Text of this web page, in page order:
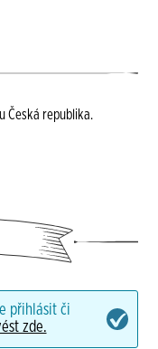
Česká republika.
přihlásit či
zde.